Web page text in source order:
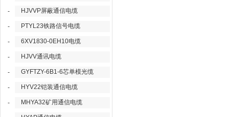
- HJVVP屏蔽通信电缆
- PTYL23铁路信号电缆
- 6XV1830-0EH10电缆
- HJVV通讯电缆
- GYFTZY-6B1-6芯单模光缆
- HYV22铠装通信电缆
- MHYA32矿用通信电缆